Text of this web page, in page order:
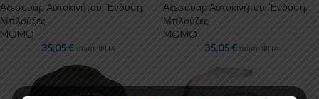
Αξεσουάρ Αυτοκινήτου Ένδυση,
Μπλούζες
MOMO
35,05€ συμπ. ΦΠΑ
Αξεσουάρ Αυτοκινήτου Ένδυση,
Μπλούζες
MOMO
35,05€ συμπ. ΦΠΑ